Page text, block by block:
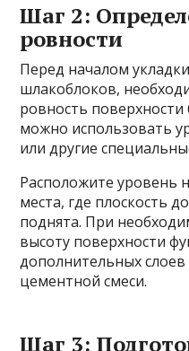
Шаг 2:
ровности
Перед началом
шлакоблоков,
ровность
можно использовать
или другие
Расположите уровень
места, где плоскость
поднята. При
высоту поверхности
дополнительных
цементной смеси.
Шаг 3: